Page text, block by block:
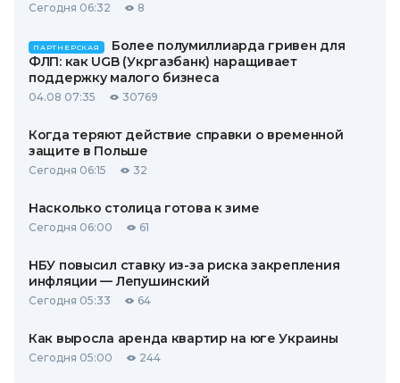
Сегодня 06:32 8
ПАРТНЕРСКАЯ
Более полумиллиарда гривен для
ФЛП: как UGB (Укргазбанк) наращивает
поддержку малого бизнеса
04.08 07:35 30769
Когда теряют действие справки о временной
защите в Польше
Сегодня 06:15 32
Насколько столица готова к зиме
Сегодня 06:00 61
НБУ повысил ставку из-за риска закрепления
инфляции — Лепушинский
Сегодня 05:33 64
Как выросла аренда квартир на юге Украины
Сегодня 05:00 244